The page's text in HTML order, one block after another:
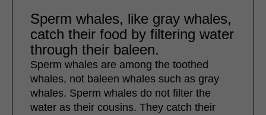
Sperm whales, like gray whales,
catch their food by filtering water
through their baleen.
Sperm whales are among the toothed
whales, not baleen whales such as gray
whales. Sperm whales do not filter the
water as their cousins. They catch their